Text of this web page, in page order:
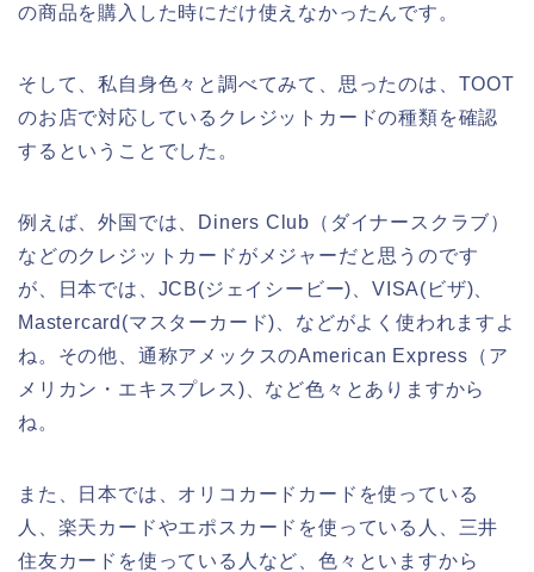
の商品を購入した時にだけ使えなかったんです。
そして、私自身色々と調べてみて、思ったのは、TOOT
のお店で対応しているクレジットカードの種類を確認
するということでした。
例えば、外国では、Diners Club（ダイナースクラブ）
などのクレジットカードがメジャーだと思うのです
が、日本では、JCB(ジェイシービー)、VISA(ビザ)、
Mastercard(マスターカード)、などがよく使われますよ
ね。その他、通称アメックスのAmerican Express（ア
メリカン・エキスプレス)、など色々とありますから
ね。
また、日本では、オリコカードカードを使っている
人、楽天カードやエポスカードを使っている人、三井
住友カードを使っている人など、色々といますから